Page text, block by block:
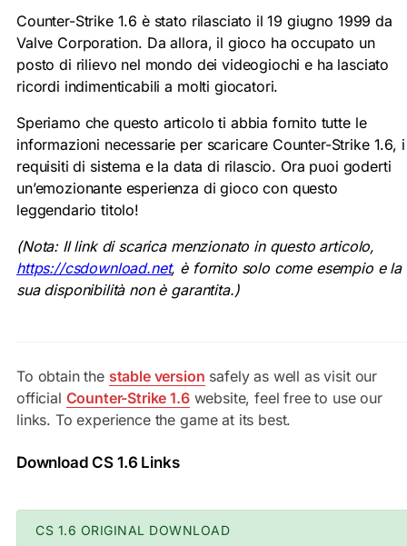
Counter-Strike 1.6 è stato rilasciato il 19 giugno 1999 da
Valve Corporation. Da allora, il gioco ha occupato un
posto di rilievo nel mondo dei videogiochi e ha lasciato
ricordi indimenticabili a molti giocatori.
Speriamo che questo articolo ti abbia fornito tutte le
informazioni necessarie per scaricare Counter-Strike 1.6, i
requisiti di sistema e la data di rilascio. Ora puoi goderti
un’emozionante esperienza di gioco con questo
leggendario titolo!
(Nota: Il link di scarica menzionato in questo articolo,
https://csdownload.net, è fornito solo come esempio e la
sua disponibilità non è garantita.)
To obtain the stable version safely as well as visit our
official Counter-Strike 1.6website, feel free to use our
links. To experience the game at its best.
Download CS 1.6 Links
CS 1.6 ORIGINAL DOWNLOAD